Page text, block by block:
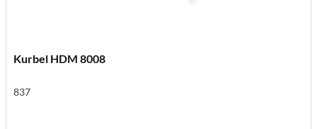
Kurbel HDM 8008
837